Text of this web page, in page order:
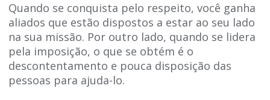
Quando se conquista pelo respeito, você ganha
aliados que estão dispostos a estar ao seu lado
na sua missão. Por outro lado, quando se lidera
pela imposição, o que se obtém é o
descontentamento e pouca disposição das
pessoas para ajuda-lo.